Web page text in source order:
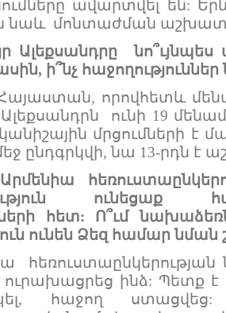
ավարտվել են:
նաև մոնտաժման
Ալեքսանդրընո՞ւյնպես
ի՞նչ հաջողություններ
որովհետև
ունի 19
մրցումների է
ընդգրկվի, նա 13-րդն է
Արմենիա
ունեցաք
հետ: Ո՞ւմ
ունեն Ձեզ համարնման
հեռուստաընկերության
ինձ: Պետք է
հաջող